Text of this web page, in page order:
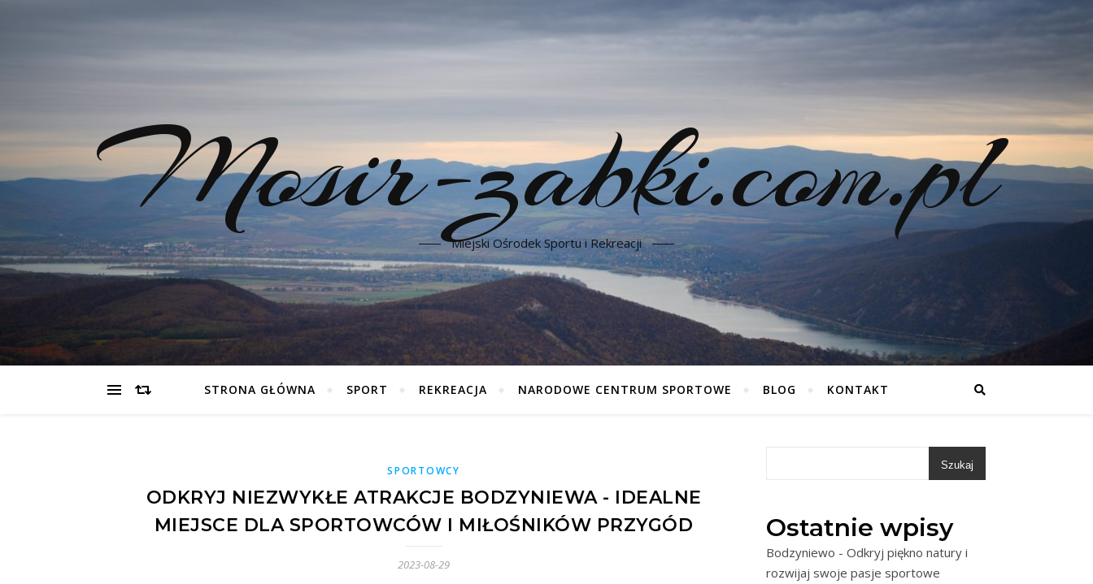
Mosir-zabki.com.pl
Miejski Ośrodek Sportu i Rekreacji
STRONA GŁÓWNA SPORT REKREACJA NARODOWE CENTRUM SPORTOWE BLOG KONTAKT
SPORTOWCY
ODKRYJ NIEZWYKŁE ATRAKCJE BODZYNIEWA - IDEALNE
MIEJSCE DLA SPORTOWCÓW I MIŁOŚNIKÓW PRZYGÓD
2023-08-29
Szukaj
Ostatnie wpisy
Bodzyniewo - Odkryj piękno natury i
rozwijaj swoje pasje sportowe